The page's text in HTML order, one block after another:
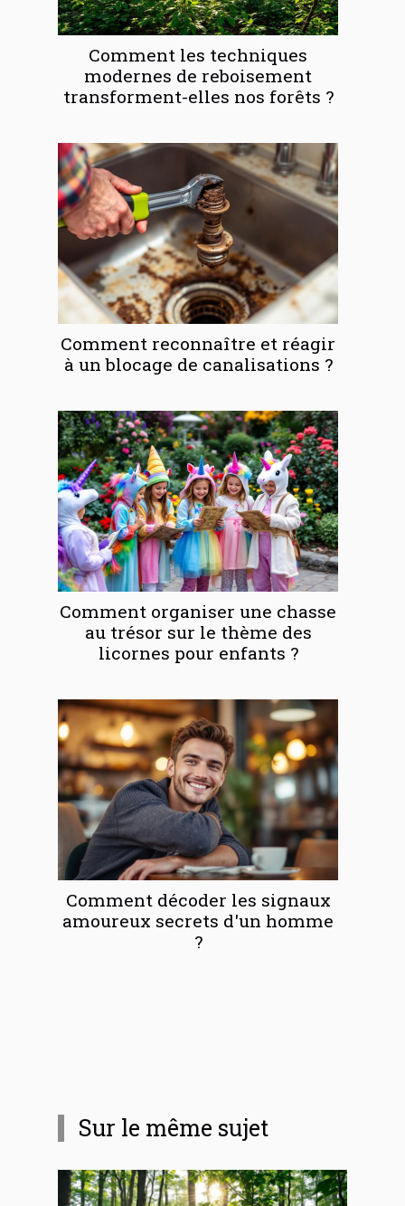
Comment les techniques
modernes de reboisement
transforment-elles nos forêts ?
Comment reconnaître et réagir
à un blocage de canalisations ?
Comment organiser une chasse
au trésor sur le thème des
licornes pour enfants ?
Comment décoder les signaux
amoureux secrets d'un homme
?
Sur le même sujet